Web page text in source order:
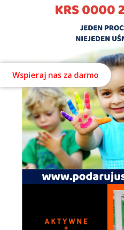
Wspieraj nas za darmo